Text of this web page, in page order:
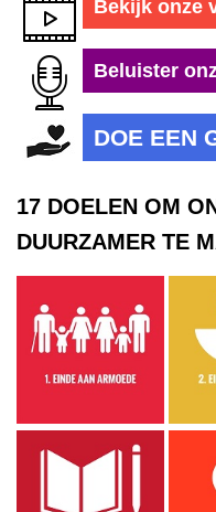
Bekijk onze
Beluister
DOE EEN
17 DOELEN OM
DUURZAMER TE